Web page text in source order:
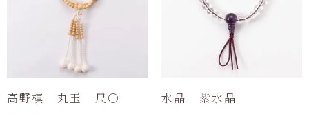
高野槙 丸玉 尺〇 水晶 紫水晶